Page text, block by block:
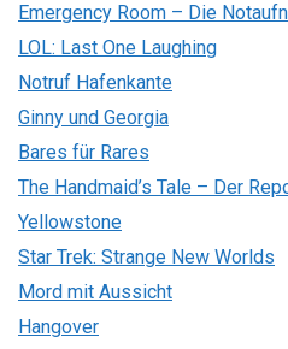
Emergency Room – Die
LOL: Last One Laughing
Notruf Hafenkante
Ginny und Georgia
Bares für Rares
The Handmaid’s Tale – Der
Yellowstone
Star Trek: Strange New Worlds
Mord mit Aussicht
Hangover